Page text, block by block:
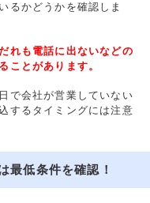
るかどうかを確認しま
れも電話に出ないなどの
ことがあります。
で会社が営業していない
するタイミングには注意
最低条件を確認！